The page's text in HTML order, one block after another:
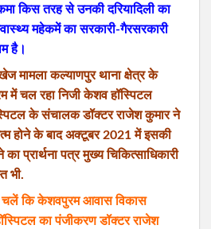
किस तरह से उनकी दरियादिली का
महेकमें का सरकारी-गैरसरकारी
है।
मामला कल्याणपुर थाना क्षेत्र के
चल रहा निजी केशव हॉस्पिटल
के संचालक डॉक्टर राजेश कुमार ने
होने के बाद अक्टूबर 2021 में इसकी
प्रार्थना पत्र मुख्य चिकित्साधिकारी
भी.
चलें कि केशवपुरम आवास विकास
का पंजीकरण डॉक्टर राजेश